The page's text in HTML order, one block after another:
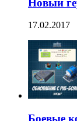
17.02.2017
Боевые